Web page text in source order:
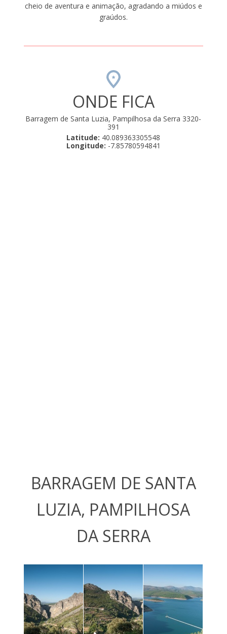
cheio de aventura e animação, agradando a miúdos e
graúdos.
ONDE FICA
Barragem de Santa Luzia, Pampilhosa da Serra 3320-
391
Latitude: 40.089363305548
Longitude: -7.85780594841
BARRAGEM DE SANTA
LUZIA, PAMPILHOSA
DA SERRA